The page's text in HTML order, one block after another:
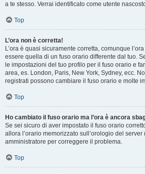
a te stesso. Verrai identificato come utente
Top
L’ora non è corretta!
L’ora è quasi sicuramente corretta, comunque
essere quella di un fuso orario differente dal tuo.
le impostazioni del tuo profilo per il fuso orario e
area, es. London, Paris, New York, Sydney, ecc.
registrati possono cambiare il fuso orario e molte
Top
Ho cambiato il fuso orario ma l’ora è ancora
Se sei sicuro di aver impostato il fuso orario
allora l’orario memorizzato sull’orologio del server
amministratore per correggere il problema.
Top